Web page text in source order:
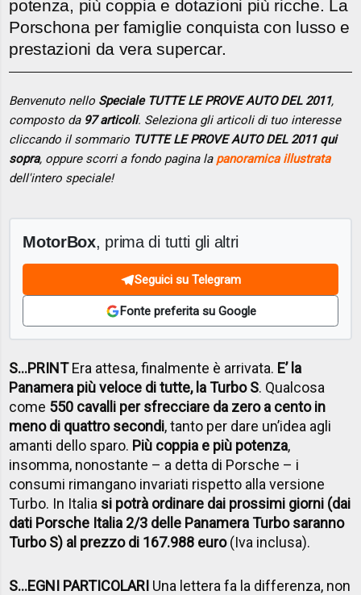
potenza, più coppia e dotazioni più ricche. La
Porschona per famiglie conquista con lusso e
prestazioni da vera supercar.
Benvenuto nello Speciale TUTTE LE PROVE AUTO DEL 2011,
composto da 97 articoli. Seleziona gli articoli di tuo interesse
cliccando il sommario TUTTE LE PROVE AUTO DEL 2011 qui
sopra, oppure scorri a fondo pagina la panoramica illustrata
dell'intero speciale!
MotorBox, prima di tutti gli altri
Seguici su Telegram
Fonte preferita su Google
S…PRINTEra attesa, finalmente è arrivata. E’ la
Panamera più veloce di tutte, la Turbo S. Qualcosa
come 550 cavalli per sfrecciare da zero a cento in
meno di quattro secondi, tanto per dare un’idea agli
amanti dello sparo. Più coppia e più potenza,
insomma, nonostante – a detta di Porsche – i
consumi rimangano invariati rispetto alla versione
Turbo. In Italia si potrà ordinare dai prossimi giorni (dai
dati Porsche Italia 2/3 delle Panamera Turbo saranno
Turbo S) al prezzo di 167.988 euro(Iva inclusa).
S…EGNI PARTICOLARI Una lettera fa la differenza, non